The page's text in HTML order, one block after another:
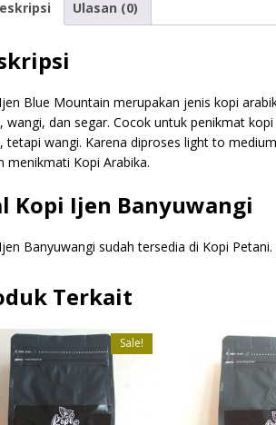
Ulasan (0)
Blue Mountain merupakan jenis kopi
wangi, dan segar. Cocok untuk penikmat
tetapi wangi. Karena diproses light to
menikmati Kopi Arabika.
Kopi Ijen Banyuwangi
Banyuwangi sudah tersedia di Kopi
Terkait
Sale!